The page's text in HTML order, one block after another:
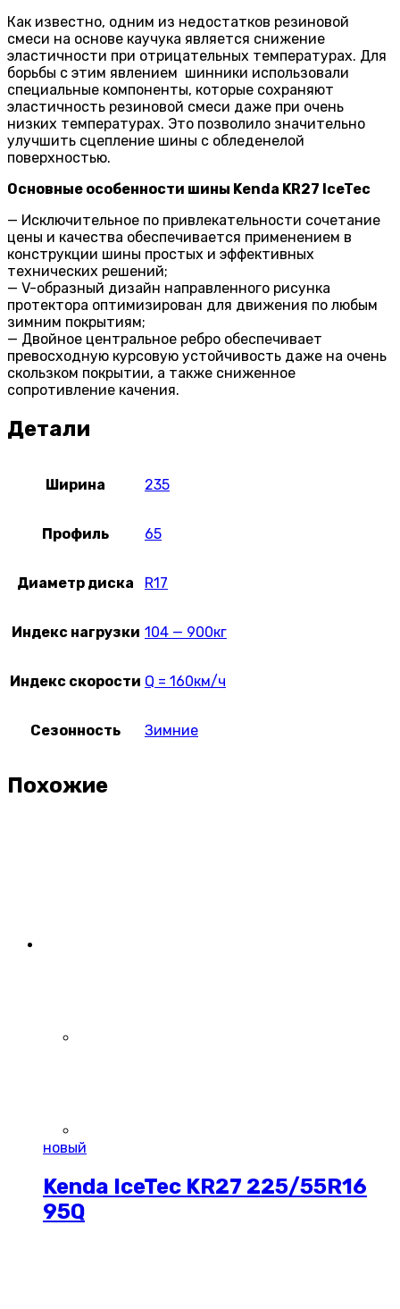
Как известно, одним из недостатков резиновой
смеси на основе каучука является снижение
эластичности при отрицательных температурах. Для
борьбы с этим явлением шинники использовали
специальные компоненты, которые сохраняют
эластичность резиновой смеси даже при очень
низких температурах. Это позволило значительно
улучшить сцепление шины с обледенелой
поверхностью.
Основные особенности шины Kenda KR27 IceTec
— Исключительное по привлекательности сочетание
цены и качества обеспечивается применением в
конструкции шины простых и эффективных
технических решений;
— V-образный дизайн направленного рисунка
протектора оптимизирован для движения по любым
зимним покрытиям;
— Двойное центральное ребро обеспечивает
превосходную курсовую устойчивость даже на очень
скользком покрытии, а также сниженное
сопротивление качения.
Детали
Ширина 235
Профиль 65
Диаметр диска R17
Индекс нагрузки 104 — 900кг
Индекс скорости Q = 160км/ч
Сезонность Зимние
Похожие
новый
Kenda IceTec KR27 225/55R16
95Q